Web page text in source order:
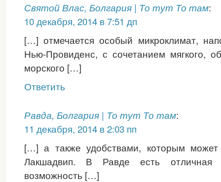
Святой Влас, Болгария | То тут То там:
10 декабря, 2014 в 7:51 дп
[…] отмечается особый микроклимат,
Нью-Провиденс, с сочетанием мягкого,
морского […]
Ответить
Равда, Болгария | То тут То там:
11 декабря, 2014 в 2:03 пп
[…] а также удобствами, которым может
Лакшадвип. В Равде есть отличная
возможность […]